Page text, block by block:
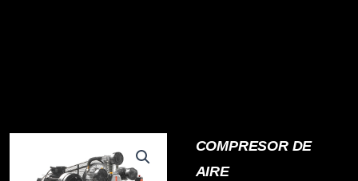
COMPRESOR DE
AIRE